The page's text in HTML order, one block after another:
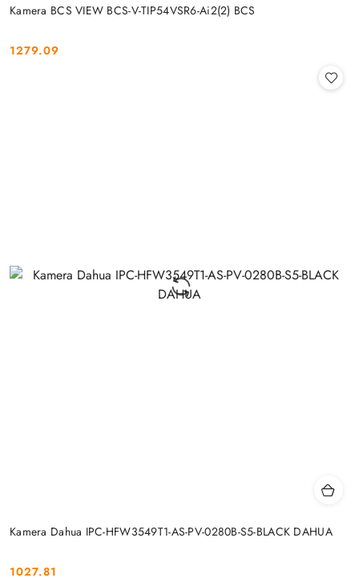
Kamera BCS VIEW BCS-V-TIP54VSR6-Ai2(2) BCS
Cena:
1279.09
Kamera Dahua IPC-HFW3549T1-AS-PV-0280B-S5-BLACK DAHUA
1027.81